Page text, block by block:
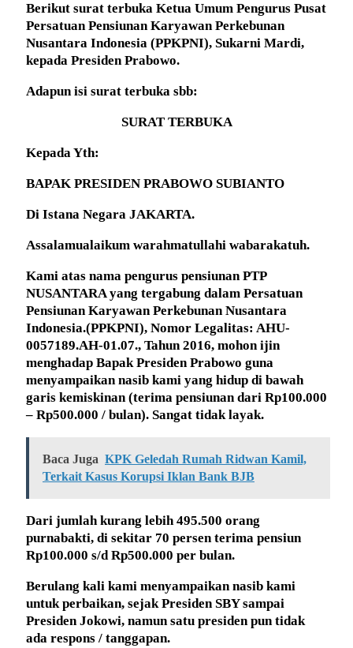
Berikut surat terbuka Ketua Umum Pengurus Pusat
Persatuan Pensiunan Karyawan Perkebunan
Nusantara Indonesia (PPKPNI), Sukarni Mardi,
kepada Presiden Prabowo.
Adapun isi surat terbuka sbb:
SURAT TERBUKA
Kepada Yth:
BAPAK PRESIDEN PRABOWO SUBIANTO
Di Istana Negara JAKARTA.
Assalamualaikum warahmatullahi wabarakatuh.
Kami atas nama pengurus pensiunan PTP
NUSANTARA yang tergabung dalam Persatuan
Pensiunan Karyawan Perkebunan Nusantara
Indonesia.(PPKPNI), Nomor Legalitas: AHU-
0057189.AH-01.07., Tahun 2016, mohon ijin
menghadap Bapak Presiden Prabowo guna
menyampaikan nasib kami yang hidup di bawah
garis kemiskinan (terima pensiunan dari Rp100.000
– Rp500.000 / bulan). Sangat tidak layak.
Baca Juga KPK Geledah Rumah Ridwan Kamil,
Terkait Kasus Korupsi Iklan Bank BJB
Dari jumlah kurang lebih 495.500 orang
purnabakti, di sekitar 70 persen terima pensiun
Rp100.000 s/d Rp500.000 per bulan.
Berulang kali kami menyampaikan nasib kami
untuk perbaikan, sejak Presiden SBY sampai
Presiden Jokowi, namun satu presiden pun tidak
ada respons / tanggapan.